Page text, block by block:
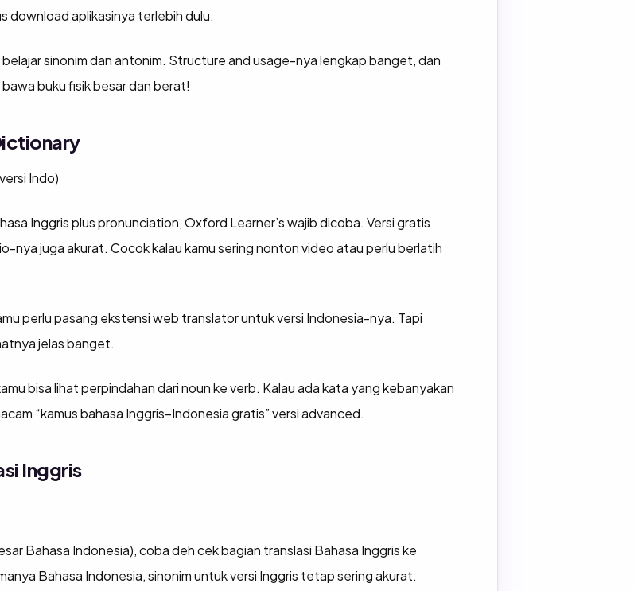
download aplikasinya terlebih dulu.
sinonim dan antonim. Structure and usage-nya lengkap banget, dan
buku fisik besar dan berat!
Indo)
Inggris plus pronunciation, Oxford Learner’s wajib dicoba. Versi gratis
nya juga akurat. Cocok kalau kamu sering nonton video atau perlu berlatih
perlu pasang ekstensi web translator untuk versi Indonesia-nya. Tapi
jelas banget.
bisa lihat perpindahan dari noun ke verb. Kalau ada kata yang kebanyakan
“kamus bahasa Inggris–Indonesia gratis” versi advanced.
Inggris
Bahasa Indonesia), coba deh cek bagian translasi Bahasa Inggris ke
Bahasa Indonesia, sinonim untuk versi Inggris tetap sering akurat.